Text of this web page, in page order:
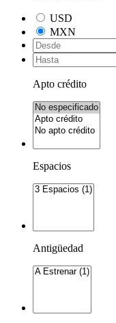
USD
MXN
Apto crédito
Espacios
Antigüedad